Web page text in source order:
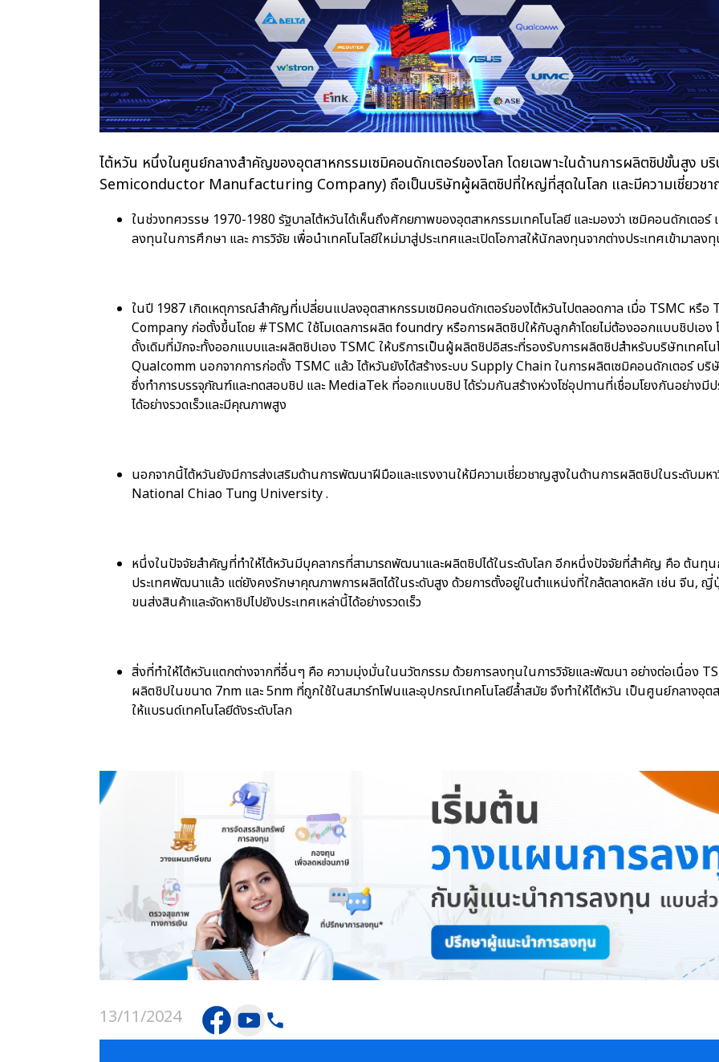
ไต้หวัน หนึ่งในศูนย์กลางสำคัญของอุตสาหกรรมเซมิคอนดักเตอร์ของโลก โดยเฉพาะในด้านการผลิตชิปขั้นสูง
Semiconductor Manufacturing Company) ถือเป็นบริษัทผู้ผลิตชิปที่ใหญ่ที่สุดในโลก และมีความเชี่ยวชา
ในช่วงทศวรรษ 1970-1980 รัฐบาลไต้หวันได้เห็นถึงศักยภาพของอุตสาหกรรมเทคโนโลยี และมองว่า เซมิคอนดักเตอ
ลงทุนในการศึกษา และ การวิจัย เพื่อนำเทคโนโลยีใหม่มาสู่ประเทศและเปิดโอกาสให้นักลงทุนจากต่างประเทศเข้ามาลง
ในปี 1987 เกิดเหตุการณ์สำคัญที่เปลี่ยนแปลงอุตสาหกรรมเซมิคอนดักเตอร์ของไต้หวันไปตลอดกาล เมื่อ TSMC ห
Company ก่อตั้งขึ้นโดย #TSMC ใช้โมเดลการผลิต foundry หรือการผลิตชิปให้กับลูกค้าโดยไม่ต้องออกแบบชิปเอ
ดั้งเดิมที่มักจะทั้งออกแบบและผลิตชิปเอง TSMC ให้บริการเป็นผู้ผลิตชิปอิสระที่รองรับการผลิตชิปสำหรับบริษัทเทค
Qualcomm นอกจากการก่อตั้ง TSMC แล้ว ไต้หวันยังได้สร้างระบบ Supply Chain ในการผลิตเซมิคอนดักเตอร์ บ
ซึ่งทำการบรรจุภัณฑ์และทดสอบชิป และ MediaTek ที่ออกแบบชิป ได้ร่วมกันสร้างห่วงโซ่อุปทานที่เชื่อมโยงกันอย่างมีป
ได้อย่างรวดเร็วและมีคุณภาพสูง
นอกจากนี้ไต้หวันยังมีการส่งเสริมด้านการพัฒนาฝีมือและแรงงานให้มีความเชี่ยวชาญสูงในด้านการผลิตชิปในระดับ
National Chiao Tung University .
หนึ่งในปัจจัยสำคัญที่ทำให้ไต้หวันมีบุคลากรที่สามารถพัฒนาและผลิตชิปได้ในระดับโลก อีกหนึ่งปัจจัยที่สำคัญ คือ ต้นทุน
ประเทศพัฒนาแล้ว แต่ยังคงรักษาคุณภาพการผลิตได้ในระดับสูง ด้วยการตั้งอยู่ในตำแหน่งที่ใกล้ตลาดหลัก เช่น จีน, ญี่ปุ่
ขนส่งสินค้าและจัดหาชิปไปยังประเทศเหล่านี้ได้อย่างรวดเร็ว
สิ่งที่ทำให้ไต้หวันแตกต่างจากที่อื่นๆ คือ ความมุ่งมั่นในนวัตกรรม ด้วยการลงทุนในการวิจัยและพัฒนา อย่างต่อเนื่อง
ผลิตชิปในขนาด 7nm และ 5nm ที่ถูกใช้ในสมาร์ทโฟนและอุปกรณ์เทคโนโลยีล้ำสมัย จึงทำให้ไต้หวัน เป็นศูนย์กลาง
ให้แบรนด์เทคโนโลยีดังระดับโลก
13/11/2024